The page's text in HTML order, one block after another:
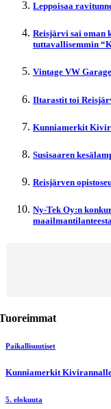
Leppoisaa
Reisjärvi sai oman
tuttavallisemmin
Vintage VW
Iltarastit toi
Kunniamerkit
Susisaaren
Reisjärven
Ny-Tek Oy:n
Paikallisuutiset
Kunniamerkit
5. elokuuta